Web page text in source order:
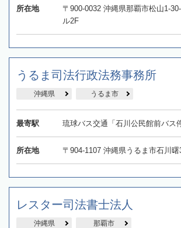
所在地
〒900-0032 沖縄県那覇市松山1-
ル2F
うるま司法行政法務事務所
沖縄県 うるま市
最寄駅 琉球バス交通「石川公民館前バス
所在地 〒904-1107 沖縄県うるま市石川
レスター司法書士法人
沖縄県 那覇市